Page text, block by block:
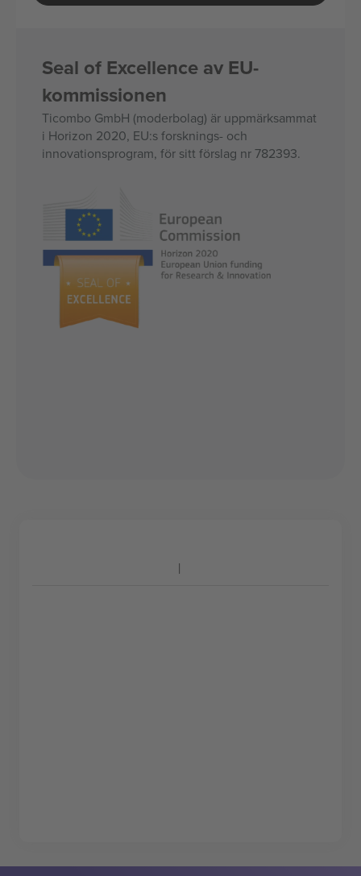
Seal of Excellence av EU-
kommissionen
Ticombo GmbH (moderbolag) är uppmärksammat
i Horizon 2020, EU:s forsknings- och
innovationsprogram, för sitt förslag nr 782393.